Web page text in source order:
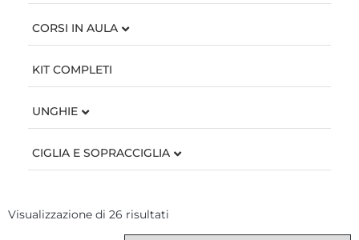
CORSI IN AULA
KIT COMPLETI
UNGHIE
CIGLIA E SOPRACCIGLIA
Visualizzazione di 26 risultati